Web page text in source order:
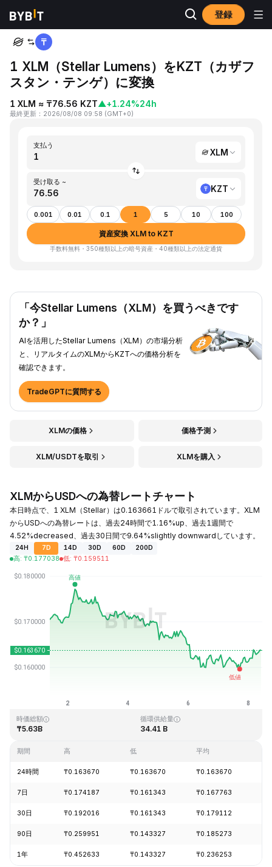
登録
ホーム XLM to KZT
1 XLM（Stellar Lumens）をKZT（カザフ
スタン・テンゲ）に変換
1 XLM ≈ ₸76.56 KZT▲+1.24%24h
最終更新 ： 2026/08/08 09:58 (GMT+0)
支払う
XLM
受け取る ~
KZT
0.001 0.01 0.1 1 5 10 100
資産変換 XLM to KZT
手数料無料・350種類以上の暗号資産・40種類以上の法定通貨
「今Stellar Lumens（XLM）を買うべきです
か？」
AIを活用したStellar Lumens（XLM）の市場分析
と、リアルタイムのXLMからKZTへの価格分析を
確認できます。
TradeGPTに質問する
XLMの価格 価格予測
XLM/USDTを取引 XLMを購入
XLMからUSDへの為替レートチャート
本日時点で、1 XLM（Stellar）は0.163661ドルで取引されています。XLM
からUSDへの為替レートは、過去24時間で1.16%up、過去1週間で
4.52%decreased、過去30日間で9.64%slightly downwardしています。
24H 7D 14D 30D 60D
200D
高: ₸0.177038 低: ₸0.159511
時価総額
₸5.63B
循環供給量
34.41 B
期間 高 低 平均
24時間 ₸0.163670 ₸0.163670 ₸0.163670
7日 ₸0.174187 ₸0.161343 ₸0.167763
30日 ₸0.192016 ₸0.161343 ₸0.179112
90日 ₸0.259951 ₸0.143327 ₸0.185273
1年 ₸0.452633 ₸0.143327 ₸0.236253